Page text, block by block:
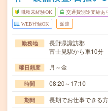
職種未経験OK 交通費別途支給あ
WEB登録OK 派遣
勤務地
長野県諏訪郡
富士見駅から車10分
曜日頻度 月～金
時間 08:20～17:10
期間 長期でお仕事できる